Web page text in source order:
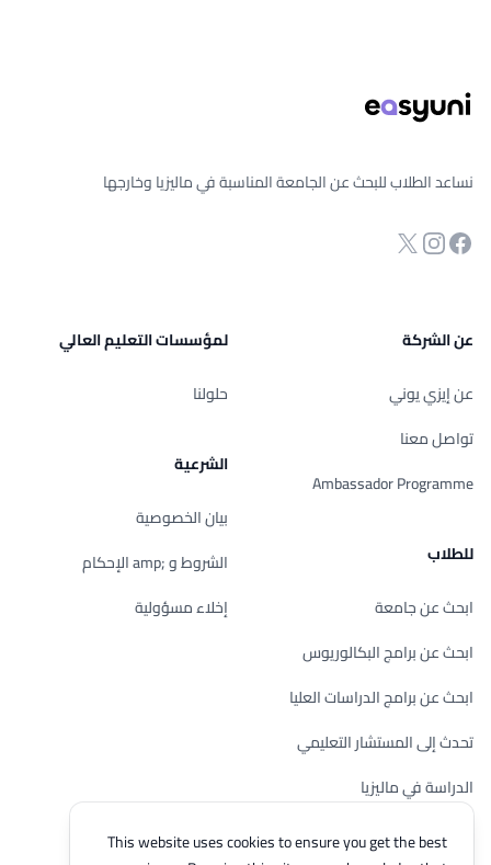
This website uses cookies to ensure you get the best
نساعد الطلاب للبحث عن الجامعة المناسبة في ماليزيا وخارجها
صفحة الفيسبوك
انستجرام
Twitter
عن الشركة
عن إيزي يوني
تواصل معنا
Ambassador Programme
للطلاب
ابحث عن جامعة
ابحث عن برامج البكالوريوس
ابحث عن برامج الدراسات العليا
تحدث إلى المستشار التعليمي
الدراسة في ماليزيا
تحقق من أهليتك
لمؤسسات التعليم العالي
حلولنا
الشرعية
بيان الخصوصية
الشروط و ;amp الإحكام
إخلاء مسؤولية